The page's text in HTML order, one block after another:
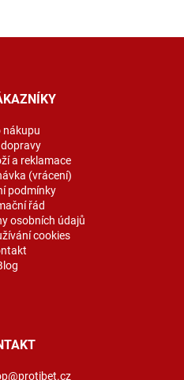
nákupu
a reklamace
(vrácení)
podmínky
řád
osobních údajů
cookies